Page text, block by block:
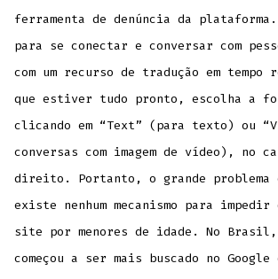
ferramenta de denúncia da
para se conectar e conversar com
com um recurso de tradução em tempo
que estiver tudo pronto, escolha a
clicando em “Text” (para texto) ou
conversas com imagem de vídeo), no
direito. Portanto, o grande problema
existe nenhum mecanismo para impedir
site por menores de idade. No Brasil,
começou a ser mais buscado no